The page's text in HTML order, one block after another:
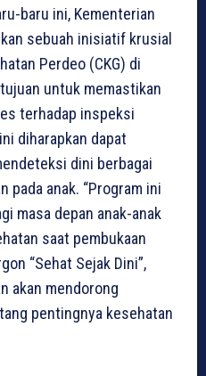
baru ini, Kementerian
sebuah inisiatif krusial
Perdeo (CKG) di
untuk memastikan
terhadap inspeksi
diharapkan dapat
dini berbagai
pada anak. “Program ini
masa depan anak-anak
saat pembukaan
“Sehat Sejak Dini”,
akan mendorong
pentingnya kesehatan